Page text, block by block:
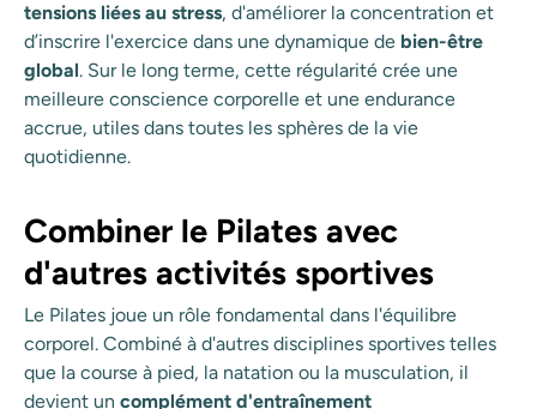
tensions liées au stress, d'améliorer la concentration et
d’inscrire l'exercice dans une dynamique de bien-être
global. Sur le long terme, cette régularité crée une
meilleure conscience corporelle et une endurance
accrue, utiles dans toutes les sphères de la vie
quotidienne.
Combiner le Pilates avec
d'autres activités sportives
Le Pilates joue un rôle fondamental dans l'équilibre
corporel. Combiné à d'autres disciplines sportives telles
que la course à pied, la natation ou la musculation, il
devient un complément d'entraînement